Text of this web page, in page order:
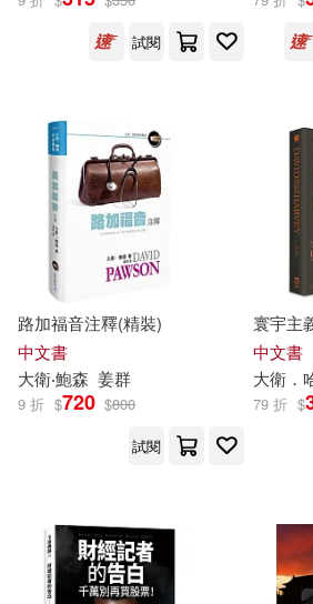
張天翼(55) 馬德高(55)
周宇廷(54) 山田貴敏(54)
張海（主編）(54)
王長喜（主編）(54)
神咲めぐみ(54)
瓊瑤(53)
中央編譯出版社(449)
Ingram(448)
上海譯文出版社(446)
同濟大學出版社(440)
北京聯合出版公司(435)
試閱
路加福音注釋(精裝)
中文書
大衛‧鮑森 姜群
9 折 $720 $800
試閱
寰宇主
中文書
大衛 ．
79 折 $